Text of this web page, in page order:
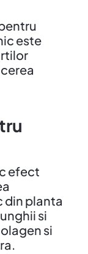
este
efect
din planta
si
si